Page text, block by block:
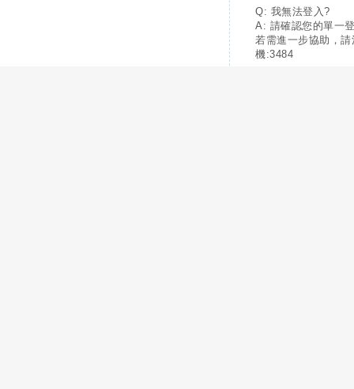
Q: 我無法登入?
A: 請確認您的單一
若需進一步協助，
機:3484